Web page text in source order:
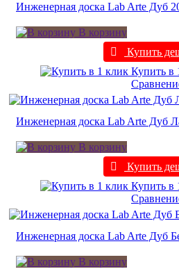
Инженерная доска Lab Arte Дуб
В корзину
Купить
Купить в
Инженерная доска Lab Arte Дуб
В корзину
Купить
Купить в
Инженерная доска Lab Arte Дуб
В корзину